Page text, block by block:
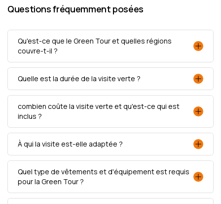
Questions fréquemment posées
Qu'est-ce que le Green Tour et quelles régions
couvre-t-il ?
Quelle est la durée de la visite verte ?
combien coûte la visite verte et qu'est-ce qui est
inclus ?
À qui la visite est-elle adaptée ?
Quel type de vêtements et d'équipement est requis
pour la Green Tour ?